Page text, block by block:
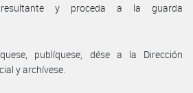
resultante y proceda a la guarda
publíquese, dése a la Dirección
y archívese.